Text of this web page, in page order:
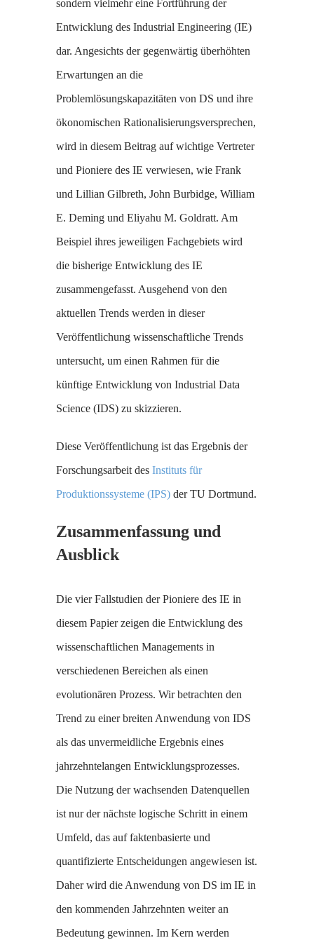
sondern vielmehr eine Fortführung der
Entwicklung des Industrial Engineering (IE)
dar. Angesichts der gegenwärtig überhöhten
Erwartungen an die
Problemlösungskapazitäten von DS und ihre
ökonomischen Rationalisierungsversprechen,
wird in diesem Beitrag auf wichtige Vertreter
und Pioniere des IE verwiesen, wie Frank
und Lillian Gilbreth, John Burbidge, William
E. Deming und Eliyahu M. Goldratt. Am
Beispiel ihres jeweiligen Fachgebiets wird
die bisherige Entwicklung des IE
zusammengefasst. Ausgehend von den
aktuellen Trends werden in dieser
Veröffentlichung wissenschaftliche Trends
untersucht, um einen Rahmen für die
künftige Entwicklung von Industrial Data
Science (IDS) zu skizzieren.
Diese Veröffentlichung ist das Ergebnis der
Forschungsarbeit des Instituts für
Produktionssysteme (IPS) der TU Dortmund.
Zusammenfassung und
Ausblick
Die vier Fallstudien der Pioniere des IE in
diesem Papier zeigen die Entwicklung des
wissenschaftlichen Managements in
verschiedenen Bereichen als einen
evolutionären Prozess. Wir betrachten den
Trend zu einer breiten Anwendung von IDS
als das unvermeidliche Ergebnis eines
jahrzehntelangen Entwicklungsprozesses.
Die Nutzung der wachsenden Datenquellen
ist nur der nächste logische Schritt in einem
Umfeld, das auf faktenbasierte und
quantifizierte Entscheidungen angewiesen ist.
Daher wird die Anwendung von DS im IE in
den kommenden Jahrzehnten weiter an
Bedeutung gewinnen. Im Kern werden